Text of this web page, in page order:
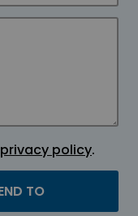
privacy policy.